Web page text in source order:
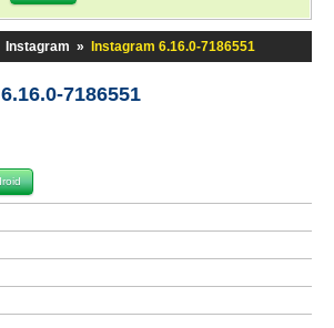
Instagram » Instagram 6.16.0-7186551
7186551